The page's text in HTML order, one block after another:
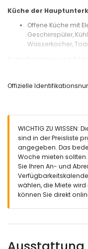
Küche der
Offene Küche mit
Geschirrspüler,
Wasserkocher,
Schlafzimmer und
Badezimmer
Badezimmer mit
Toilette
Innenbereich des
Schlafzimmer mit
90 cm), Ventilator
En-suite
Toilette
m tief
Offizielle
WICHTIG ZU WISSEN:
sind in der Preisliste
angegeben. Das
Woche mieten
Sie Ihren An- und
wählen, die Miete
können Sie direkt